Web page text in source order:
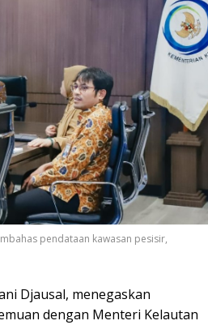
pendataan kawasan pesisir,
Djausal, menegaskan
dengan Menteri Kelautan